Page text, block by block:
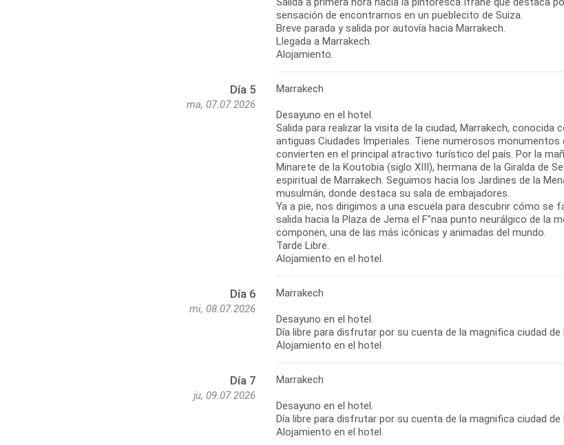
sensación de encontrarnos en un pueblecito de Suiza.
Breve parada y salida por autovía hacia Marrakech.
Llegada a Marrakech.
Alojamiento.
Día 5
ma, 07.07.2026
Marrakech
Desayuno en el hotel.
Salida para realizar la visita de la ciudad, Marrakech, conocida
antiguas Ciudades Imperiales. Tiene numerosos
convierten en el principal atractivo turístico del país. Por la
Minarete de la Koutobia (siglo XIII), hermana de la Giralda de
espiritual de Marrakech. Seguimos hacia los Jardines de la
musulmán, donde destaca su sala de embajadores.
Ya a pie, nos dirigimos a una escuela para descubrir cómo se
salida hacia la Plaza de Jema el F"naa punto neurálgico de la
componen, una de las más icónicas y animadas del mundo.
Tarde Libre.
Alojamiento en el hotel.
Día 6
mi, 08.07.2026
Marrakech
Desayuno en el hotel.
Día libre para disfrutar por su cuenta de la magnifica ciudad
Alojamiento en el hotel.
Día 7
ju, 09.07.2026
Marrakech
Desayuno en el hotel.
Día libre para disfrutar por su cuenta de la magnifica ciudad
Alojamiento en el hotel.